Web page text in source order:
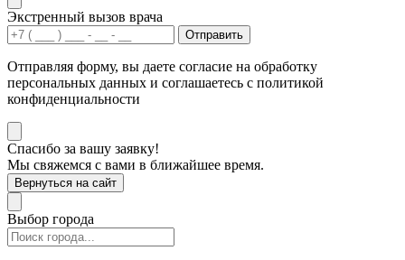
Экстренный вызов врача
Отправить
Отправляя форму, вы даете согласие на обработку
персональных данных и соглашаетесь с политикой
конфиденциальности
Спасибо за вашу заявку!
Мы свяжемся с вами в ближайшее время.
Вернуться на сайт
Выбор города